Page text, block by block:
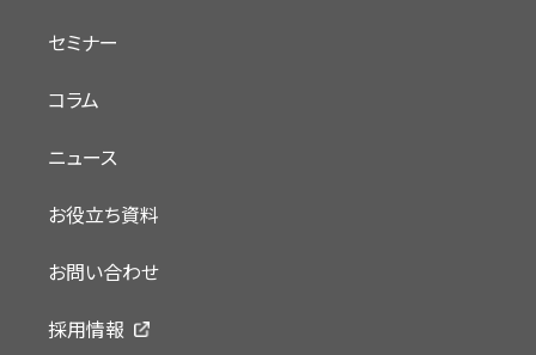
セミナー
コラム
ニュース
お役立ち資料
お問い合わせ
採用情報